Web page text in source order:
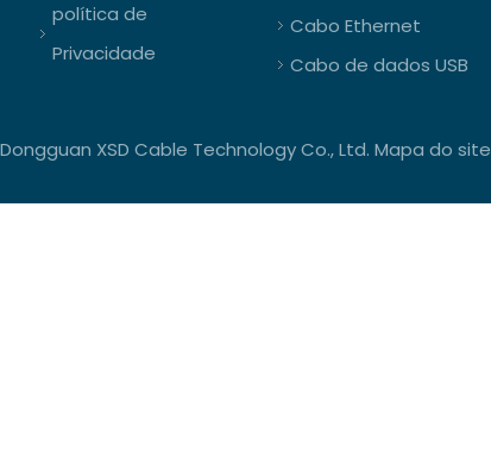
política de
Privacidade
Cabo Ethernet
Cabo de dados USB
Dongguan XSD Cable Technology Co., Ltd. Mapa do site